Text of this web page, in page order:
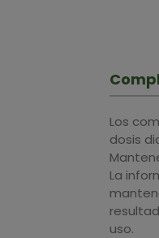
Los
dosis
La
uso.